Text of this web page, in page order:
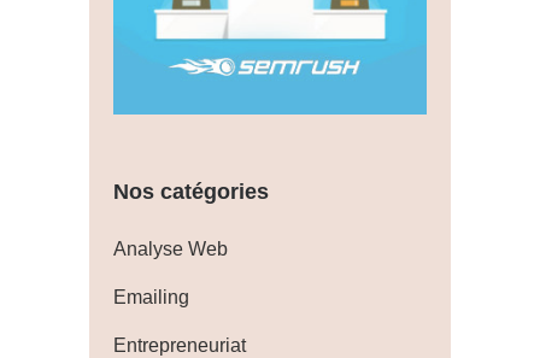
Nos catégories
Analyse Web
Emailing
Entrepreneuriat